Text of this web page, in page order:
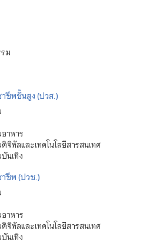
ม
ชีพชั้นสูง (ปวส.)
าหาร
จิทัลและเทคโนโลยีสารสนเทศ
นเทิง
ชีพ (ปวช.)
าหาร
จิทัลและเทคโนโลยีสารสนเทศ
นเทิง